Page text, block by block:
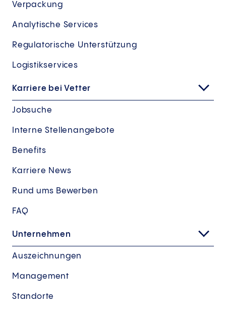
Verpackung
Analytische Services
Regulatorische Unterstützung
Logistikservices
Karriere bei Vetter
Jobsuche
Interne Stellenangebote
Benefits
Karriere News
Rund ums Bewerben
FAQ
Unternehmen
Auszeichnungen
Management
Standorte